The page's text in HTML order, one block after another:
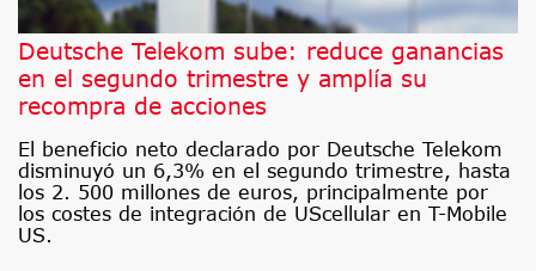
Deutsche Telekom sube: reduce ganancias
en el segundo trimestre y amplía su
recompra de acciones
El beneficio neto declarado por Deutsche Telekom
disminuyó un 6,3% en el segundo trimestre, hasta
los 2. 500 millones de euros, principalmente por
los costes de integración de UScellular en T-Mobile
US.